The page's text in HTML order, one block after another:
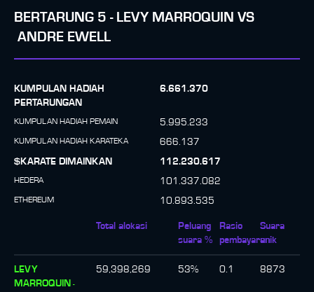
BERTARUNG 5 - LEVY MARROQUIN VS
ANDRE EWELL
KUMPULAN HADIAH
PERTARUNGAN
6.661.370
KUMPULAN HADIAH PEMAIN 5.995.233
KUMPULAN HADIAH KARATEKA
666.137
$KARATE DIMAINKAN
112.230.617
HEDERA 101.337.082
ETHEREUM 10.893.535
Total alokasi
Peluang
suara %
Rasio
pembayaran
Suara
unik
LEVY
MARROQUIN -
59,398,269 53% 0.1 8873